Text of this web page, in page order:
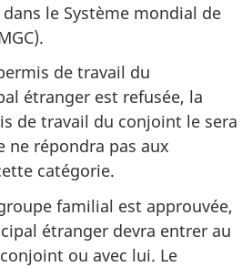
dans le Système mondial de
de travail du
étranger est refusée, la
de travail du conjoint le sera
ne répondra pas aux
catégorie.
familial est approuvée,
étranger devra entrer au
ou avec lui. Le